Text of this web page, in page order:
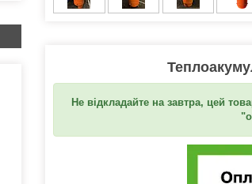
Не відкладайте на завтра, цей